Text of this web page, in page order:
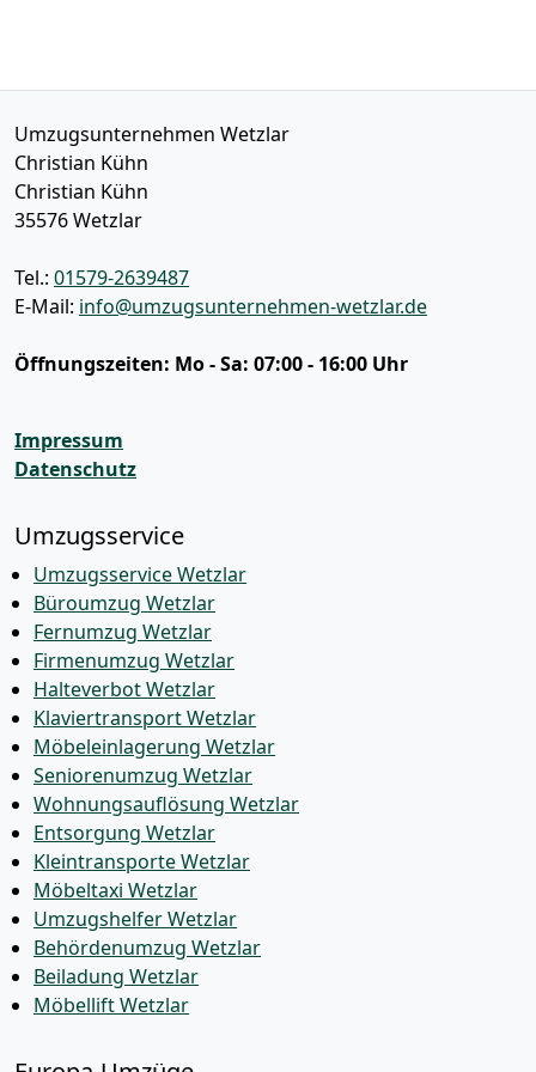
Umzugsunternehmen Wetzlar
Christian Kühn
Christian Kühn
35576Wetzlar
Tel.: 01579-2639487
E-Mail: info@umzugsunternehmen-wetzlar.de
Öffnungszeiten: Mo - Sa: 07:00 - 16:00 Uhr
Impressum
Datenschutz
Umzugsservice
Umzugsservice Wetzlar
Büroumzug Wetzlar
Fernumzug Wetzlar
Firmenumzug Wetzlar
Halteverbot Wetzlar
Klaviertransport Wetzlar
Möbeleinlagerung Wetzlar
Seniorenumzug Wetzlar
Wohnungsauflösung Wetzlar
Entsorgung Wetzlar
Kleintransporte Wetzlar
Möbeltaxi Wetzlar
Umzugshelfer Wetzlar
Behördenumzug Wetzlar
Beiladung Wetzlar
Möbellift Wetzlar